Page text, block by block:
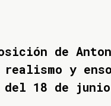
de
y
del 18 de